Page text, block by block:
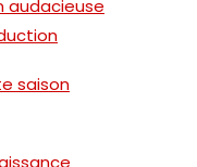
audacieuse
saison